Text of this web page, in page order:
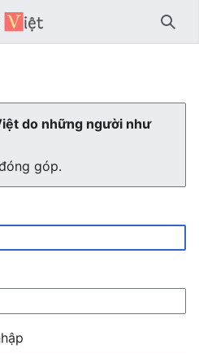
Tìm
do những người như
góp.